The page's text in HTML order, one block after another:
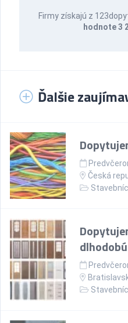
Firmy získajú z
hodnote 3
Ďalšie
Česká